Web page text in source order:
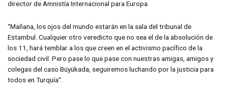
director de Amnistía Internacional para Europa.
“Mañana, los ojos del mundo estarán en la sala del tribunal de
Estambul. Cualquier otro veredicto que no sea el de la absolución de
los 11, hará temblar a los que creen en el activismo pacífico de la
sociedad civil. Pero pase lo que pase con nuestras amigas, amigos y
colegas del caso Büyükada, seguiremos luchando por la justicia para
todos en Turquía”.